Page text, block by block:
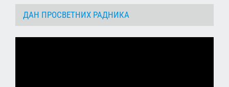
ДАН ПРОСВЕТНИХ РАДНИКА